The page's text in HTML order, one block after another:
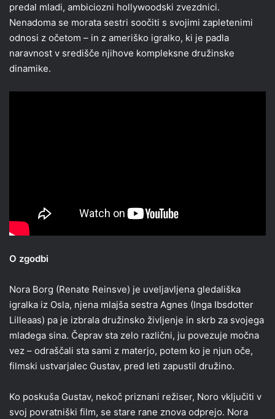
predal mladi, ambiciozni hollywoodski zvezdnici.
Nenadoma se morata sestri soočiti s svojimi zapletenimi
odnosi z očetom – in z ameriško igralko, ki je padla
naravnost v središče njihove kompleksne družinske
dinamike.
O zgodbi
Nora Borg (Renate Reinsve) je uveljavljena gledališka
igralka iz Osla, njena mlajša sestra Agnes (Inga Ibsdotter
Lilleaas) pa je izbrala družinsko življenje in skrb za svojega
mladega sina. Čeprav sta zelo različni, ju povezuje močna
vez – odraščali sta sami z materjo, potem ko je njun oče,
filmski ustvarjalec Gustav, pred leti zapustil družino.
Ko poskuša Gustav, nekoč priznani režiser, Noro vključiti v
svoj povratniški film, se stare rane znova odprejo. Nora